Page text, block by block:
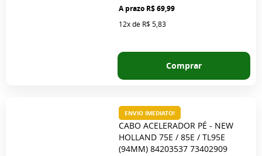
R$ 69,99
12xde R$ 5,83
Comprar
CABO ACELERADOR PÉ - NEW
HOLLAND 75E / 85E / TL95E
(94MM) 84203537 73402909
ENVIO IMEDIATO!